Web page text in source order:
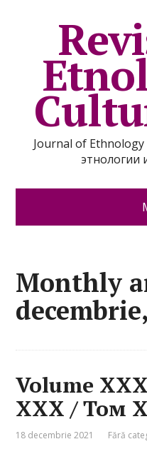
Journal of
этнологии
Monthly
Volume
XXX / Том
18 decembrie 2021 Fără